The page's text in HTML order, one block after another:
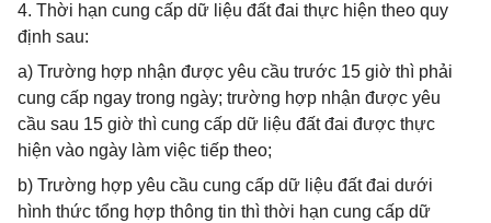
4. Thời hạn cung cấp dữ liệu đất đai thực hiện theo quy
định sau:
a) Trường hợp nhận được yêu cầu trước 15 giờ thì phải
cung cấp ngay trong ngày; trường hợp nhận được yêu
cầu sau 15 giờ thì cung cấp dữ liệu đất đai được thực
hiện vào ngày làm việc tiếp theo;
b) Trường hợp yêu cầu cung cấp dữ liệu đất đai dưới
hình thức tổng hợp thông tin thì thời hạn cung cấp dữ